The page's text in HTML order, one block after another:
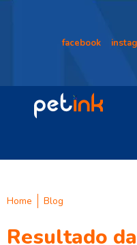
facebook
Home Blog
Resultado